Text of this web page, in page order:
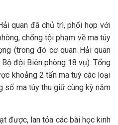
quan đã chủ trì, phối hợp với
chống tội phạm về ma túy
(trong đó cơ quan Hải quan
đội Biên phòng 18 vụ). Tổng
khoảng 2 tấn ma tuý các loại
số ma túy thu giữ cùng kỳ năm
được, lan tỏa các bài học kinh